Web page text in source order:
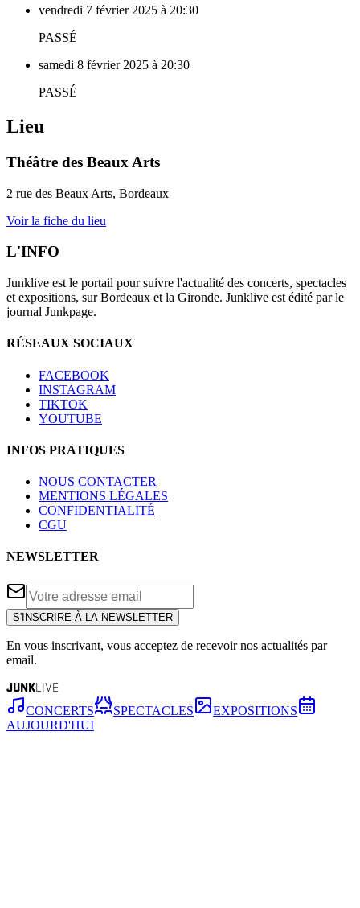
vendredi 7 février 2025 à 20:30
PASSÉ
samedi 8 février 2025 à 20:30
PASSÉ
Lieu
Théâtre des Beaux Arts
2 rue des Beaux Arts, Bordeaux
Voir la fiche du lieu
L'INFO
Junklive est le portail pour suivre l'actualité des concerts, spectacles
et expositions, sur Bordeaux et la Gironde. Junklive est édité par le
journal Junkpage.
RÉSEAUX SOCIAUX
FACEBOOK
INSTAGRAM
TIKTOK
YOUTUBE
INFOS PRATIQUES
NOUS CONTACTER
MENTIONS LÉGALES
CONFIDENTIALITÉ
CGU
NEWSLETTER
S'INSCRIRE À LA NEWSLETTER
En vous inscrivant, vous acceptez de recevoir nos actualités par
email.
JUNKLIVE
CONCERTS SPECTACLES
EXPOSITIONS
AUJOURD'HUI